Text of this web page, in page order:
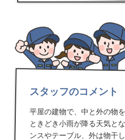
スタッフのコメント
平屋の建物で、中と外の物
ときどき小雨が降る天気と
ンスやテーブル、外は物干